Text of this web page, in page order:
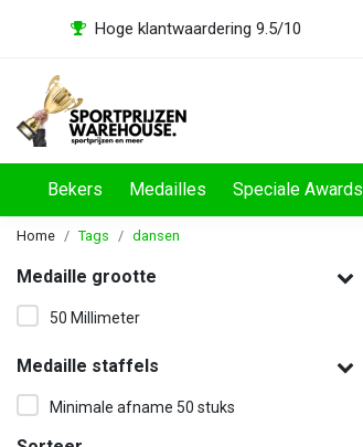
Hoge klantwaardering 9.5/10
Bekers Medailles Speciale Awards
Home Tags dansen
Medaille grootte
50 Millimeter
Medaille staffels
Minimale afname 50 stuks